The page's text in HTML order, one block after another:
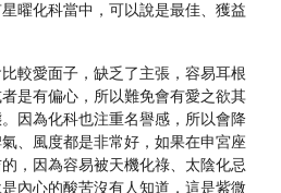
曜化科當中，可以說是最佳、獲益
較愛面子，缺乏了主張，容易耳根
是有偏心，所以難免會有愛之欲其
因為化科也注重名譽感，所以會降
、風度都是非常好，如果在申宮座
，因為容易被天機化祿、太陰化忌
內心的酸苦沒有人知道，這是紫微